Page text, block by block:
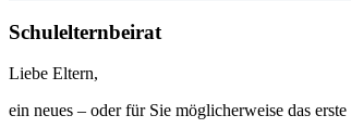
Schulelternbeirat
Liebe Eltern,
ein neues – oder für Sie möglicherweise das